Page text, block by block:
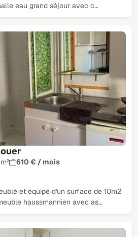
eau grand séjour avec c…
610 € / mois
et équipé d'un surface de 10m2
haussmannien avec as…